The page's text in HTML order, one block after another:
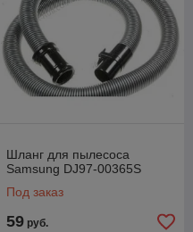
Шланг для пылесоса
Samsung DJ97-00365S
Под заказ
59 руб.